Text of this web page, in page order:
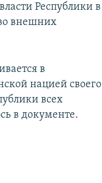
Республики в
внешних
в
нацией своего
всех
в документе.